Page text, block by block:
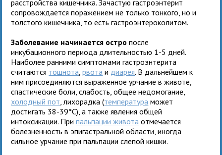
расстройства кишечника. Зачастую гастроэнтерит
сопровождается поражением не только тонкого, но и
толстого кишечника, то есть гастроэнтероколитом.
Заболевание начинается остро после
инкубационного периода длительностью 1-5 дней.
Наиболее ранними симптомами гастроэнтерита
считаются тошнота ,рвота и диарея. В дальнейшем к
ним присоединяются выраженное урчание в животе,
спастические боли, слабость, общее недомогание,
холодный пот , лихорадка (температура может
достигать 38-39°С), а также явления общей
интоксикации. Припальпации живота отмечается
болезненность в эпигастральной области, иногда
сильное урчание при пальпации слепой кишки.